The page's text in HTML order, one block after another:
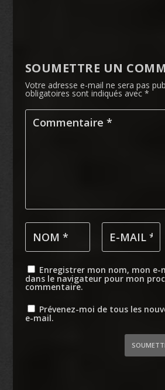
SOUMETTRE UN
Votre adresse e-mail ne sera pas
obligatoires sont indiqués avec *
Enregistrer mon nom, mon
dans le navigateur pour mon
commentaire.
Prévenez-moi de tous les
e-mail.